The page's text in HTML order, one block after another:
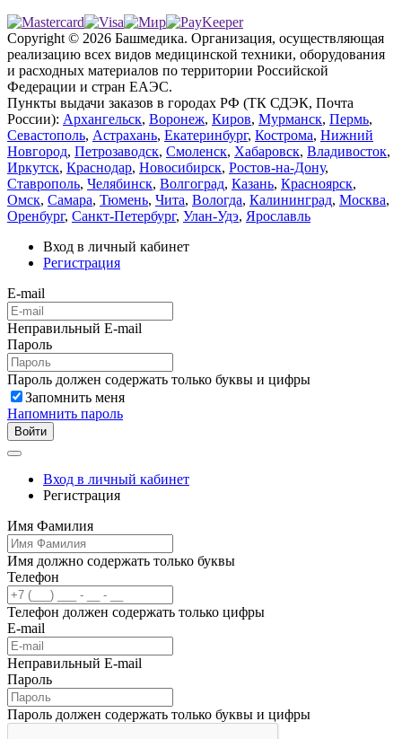
Copyright © 2026 Башмедика. Организация, осуществляющая
реализацию всех видов медицинской техники, оборудования
и расходных материалов по территории Российской
Федерации и стран ЕАЭС.
Пункты выдачи заказов в городах РФ (ТК СДЭК, Почта
России): Архангельск, Воронеж, Киров, Мурманск, Пермь,
Севастополь, Астрахань, Екатеринбург, Кострома, Нижний
Новгород, Петрозаводск, Смоленск, Хабаровск, Владивосток,
Иркутск, Краснодар, Новосибирск, Ростов-на-Дону,
Ставрополь, Челябинск, Волгоград, Казань, Красноярск,
Омск, Самара, Тюмень, Чита, Вологда, Калининград, Москва,
Оренбург, Санкт-Петербург, Улан-Удэ, Ярославль
Вход в личный кабинет
Регистрация
E-mail
Неправильный E-mail
Пароль
Пароль должен содержать только буквы и цифры
Запомнить меня
Напомнить пароль
Войти
Вход в личный кабинет
Регистрация
Имя Фамилия
Имя должно содержать только буквы
Телефон
Телефон должен содержать только цифры
E-mail
Неправильный E-mail
Пароль
Пароль должен содержать только буквы и цифры